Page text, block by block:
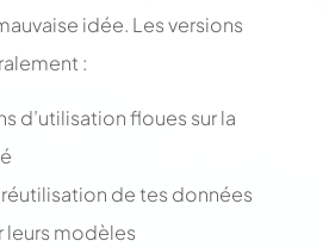
idée. Les versions
:
d’utilisation floues sur la
de tes données
leurs modèles